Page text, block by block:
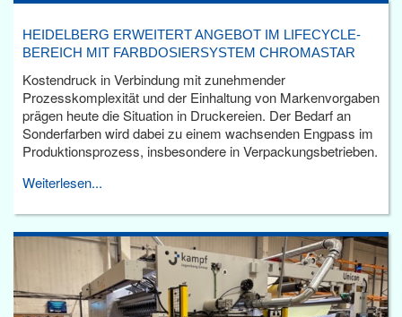
HEIDELBERG ERWEITERT ANGEBOT IM LIFECYCLE-
BEREICH MIT FARBDOSIERSYSTEM CHROMASTAR
Kostendruck in Verbindung mit zunehmender
Prozesskomplexität und der Einhaltung von Markenvorgaben
prägen heute die Situation in Druckereien. Der Bedarf an
Sonderfarben wird dabei zu einem wachsenden Engpass im
Produktionsprozess, insbesondere in Verpackungsbetrieben.
Weiterlesen...